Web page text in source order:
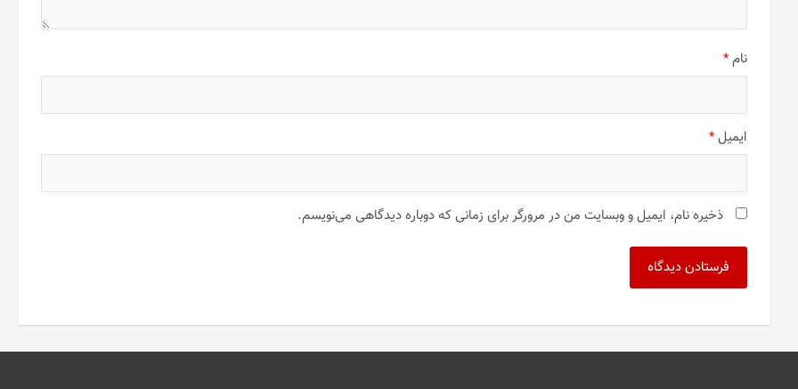
نام*
ایمیل*
ذخیره نام، ایمیل و وبسایت من در مرورگر برای زمانی که دوباره دیدگاهی می‌نویسم.